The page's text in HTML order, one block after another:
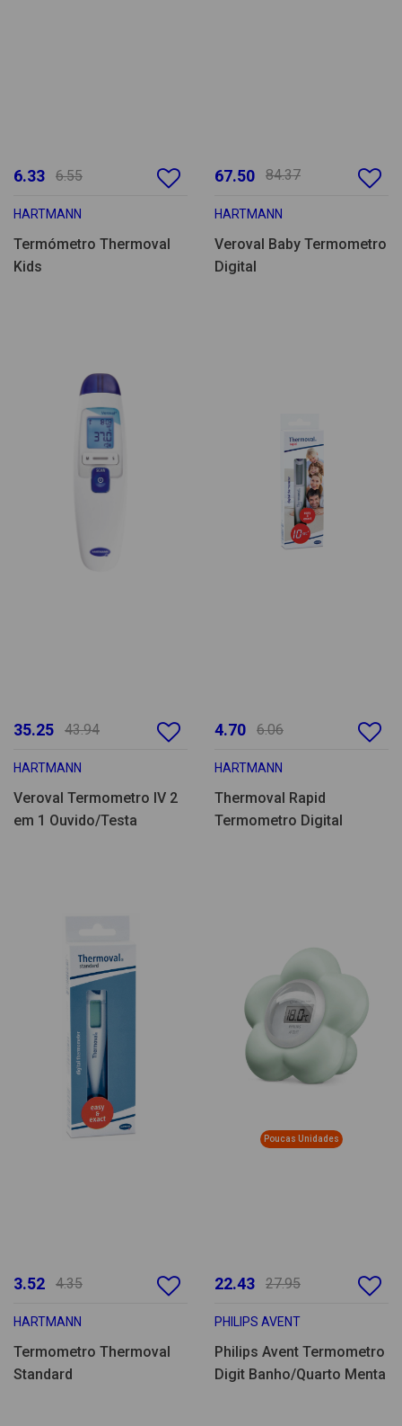
6.33 6.55
HARTMANN
Termómetro Thermoval
Kids
67.50 84.37
HARTMANN
Veroval Baby Termometro
Digital
35.25 43.94
HARTMANN
Veroval Termometro IV 2
em 1 Ouvido/Testa
4.70 6.06
HARTMANN
Thermoval Rapid
Termometro Digital
3.52 4.35
HARTMANN
Termometro Thermoval
Standard
Poucas Unidades
22.43 27.95
PHILIPS AVENT
Philips Avent Termometro
Digit Banho/Quarto Menta